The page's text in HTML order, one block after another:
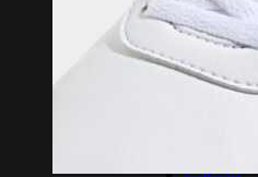
ทั้งหมด
Option
E-vani
Marathon